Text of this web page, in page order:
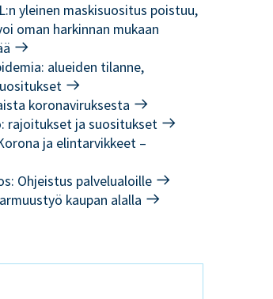
yleinen maskisuositus poistuu,
oman harkinnan mukaan
alueiden tilanne,
koronaviruksesta
rajoitukset ja suositukset
ja elintarvikkeet –
Ohjeistus palvelualoille
kaupan alalla